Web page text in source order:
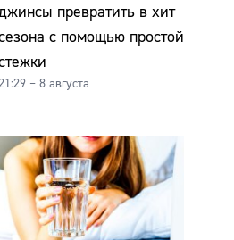
превратить в хит
с помощью простой
– 8 августа